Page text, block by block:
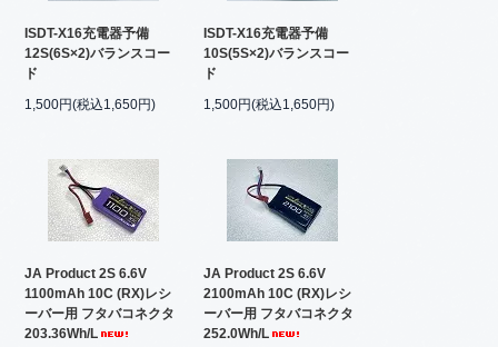
ISDT-X16充電器予備
12S(6S×2)バランスコー
ド
1,500円(税込1,650円)
ISDT-X16充電器予備
10S(5S×2)バランスコー
ド
1,500円(税込1,650円)
JA Product 2S 6.6V
1100mAh 10C (RX)レシ
ーバー用 フタバコネクタ
203.36Wh/L
JA Product 2S 6.6V
2100mAh 10C (RX)レシ
ーバー用 フタバコネクタ
252.0Wh/L